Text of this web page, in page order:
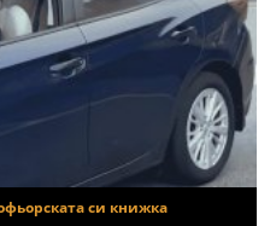
си книжка